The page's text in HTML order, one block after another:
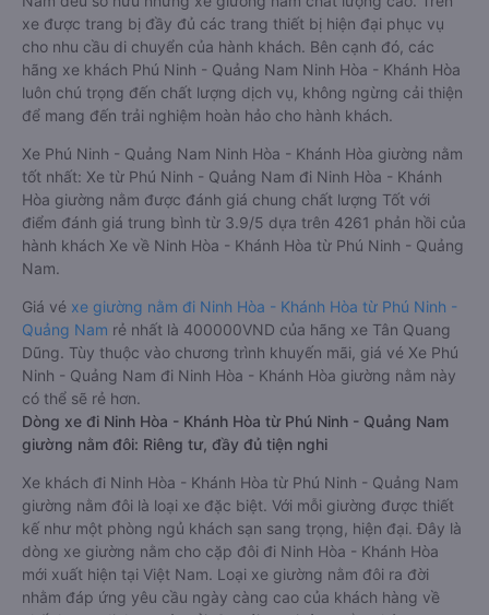
xe được trang bị đầy đủ các trang thiết bị hiện đại phục vụ
cho nhu cầu di chuyển của hành khách. Bên cạnh đó, các
hãng xe khách Phú Ninh - Quảng Nam Ninh Hòa - Khánh Hòa
luôn chú trọng đến chất lượng dịch vụ, không ngừng cải thiện
để mang đến trải nghiệm hoàn hảo cho hành khách.
Xe Phú Ninh - Quảng Nam Ninh Hòa - Khánh Hòa giường nằm
tốt nhất: Xe từ Phú Ninh - Quảng Nam đi Ninh Hòa - Khánh
Hòa giường nằm được đánh giá chung chất lượng Tốt với
điểm đánh giá trung bình từ 3.9/5 dựa trên 4261 phản hồi của
hành khách Xe về Ninh Hòa - Khánh Hòa từ Phú Ninh - Quảng
Nam.
Giá vé xe giường nằm đi Ninh Hòa - Khánh Hòa từ Phú Ninh -
Quảng Nam rẻ nhất là 400000VND của hãng xe Tân Quang
Dũng. Tùy thuộc vào chương trình khuyến mãi, giá vé Xe Phú
Ninh - Quảng Nam đi Ninh Hòa - Khánh Hòa giường nằm này
có thể sẽ rẻ hơn.
Dòng xe đi Ninh Hòa - Khánh Hòa từ Phú Ninh - Quảng Nam
giường nằm đôi: Riêng tư, đầy đủ tiện nghi
Xe khách đi Ninh Hòa - Khánh Hòa từ Phú Ninh - Quảng Nam
giường nằm đôi là loại xe đặc biệt. Với mỗi giường được thiết
kế như một phòng ngủ khách sạn sang trọng, hiện đại. Đây là
dòng xe giường nằm cho cặp đôi đi Ninh Hòa - Khánh Hòa
mới xuất hiện tại Việt Nam. Loại xe giường nằm đôi ra đời
nhằm đáp ứng yêu cầu ngày càng cao của khách hàng về